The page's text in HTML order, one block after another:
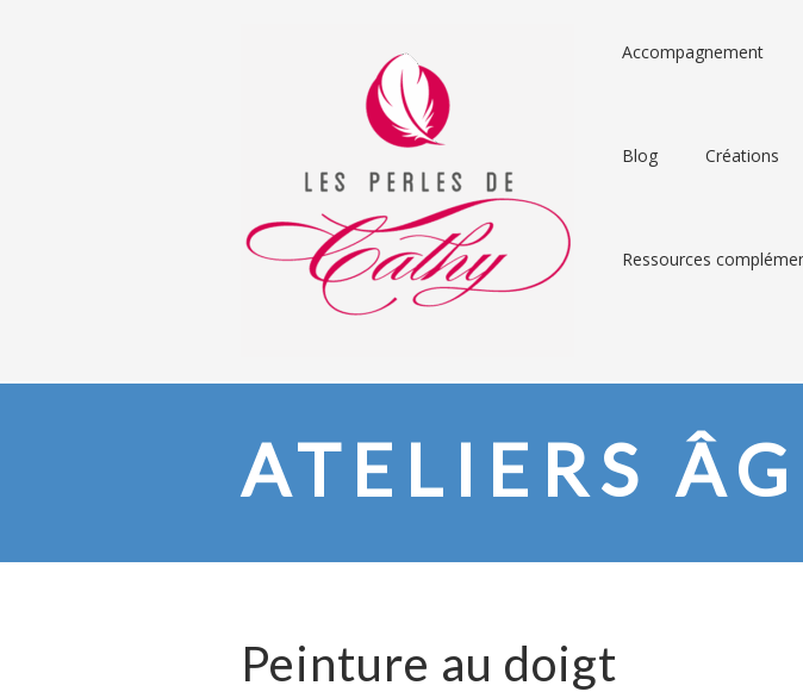
Accompagnement
Blog Créations
Ressources
ATELIERS
Peinture au doigt